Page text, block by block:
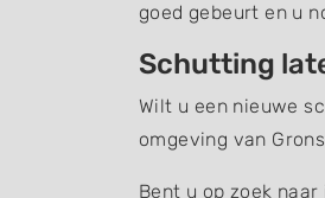
goed gebeurt en u
Schutting
Wilt u een nieuwe
omgeving van
Bent u op zoek